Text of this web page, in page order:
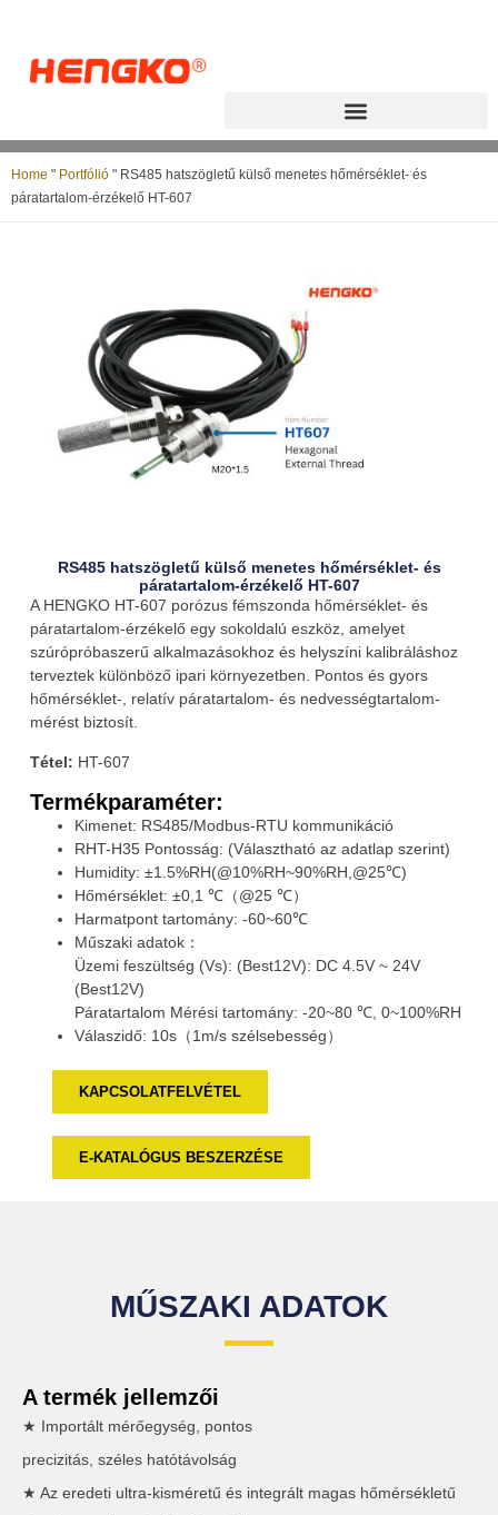
Home " Portfólió " RS485 hatszögletű külső menetes hőmérséklet- és
páratartalom-érzékelő HT-607
RS485 hatszögletű külső menetes hőmérséklet- és
páratartalom-érzékelő HT-607
A HENGKO HT-607 porózus fémszonda hőmérséklet- és
páratartalom-érzékelő egy sokoldalú eszköz, amelyet
szúrópróbaszerű alkalmazásokhoz és helyszíni kalibráláshoz
terveztek különböző ipari környezetben. Pontos és gyors
hőmérséklet-, relatív páratartalom- és nedvességtartalom-
mérést biztosít.
Tétel: HT-607
Termékparaméter:
Kimenet: RS485/Modbus-RTU kommunikáció
RHT-H35 Pontosság: (Választható az adatlap szerint)
Humidity: ±1.5%RH(@10%RH~90%RH,@25℃)
Hőmérséklet: ±0,1 ℃（@25 ℃）
Harmatpont tartomány: -60~60℃
Műszaki adatok：
Üzemi feszültség (Vs): (Best12V): DC 4.5V ~ 24V
(Best12V)
Páratartalom Mérési tartomány: -20~80 ℃, 0~100%RH
Válaszidő: 10s（1m/s szélsebesség）
KAPCSOLATFELVÉTEL
E-KATALÓGUS BESZERZÉSE
MŰSZAKI ADATOK
A termék jellemzői
★ Importált mérőegység, pontos
precizitás, széles hatótávolság
★ Az eredeti ultra-kisméretű és integrált magas hőmérsékletű